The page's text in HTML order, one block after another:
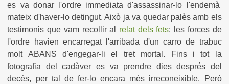
es va donar l'ordre immediata d'assassinar-lo l'endemà
mateix d'haver-lo detingut. Això ja va quedar palès amb els
testimonis que vam recollir al relat dels fets: les forces de
l'ordre havien encarregat l'arribada d'un carro de trabuc
molt ABANS d'engegar-li el tret mortal. Fins i tot la
fotografia del cadàver es va prendre dies després del
decés, per tal de fer-lo encara més irreconeixible.
Però